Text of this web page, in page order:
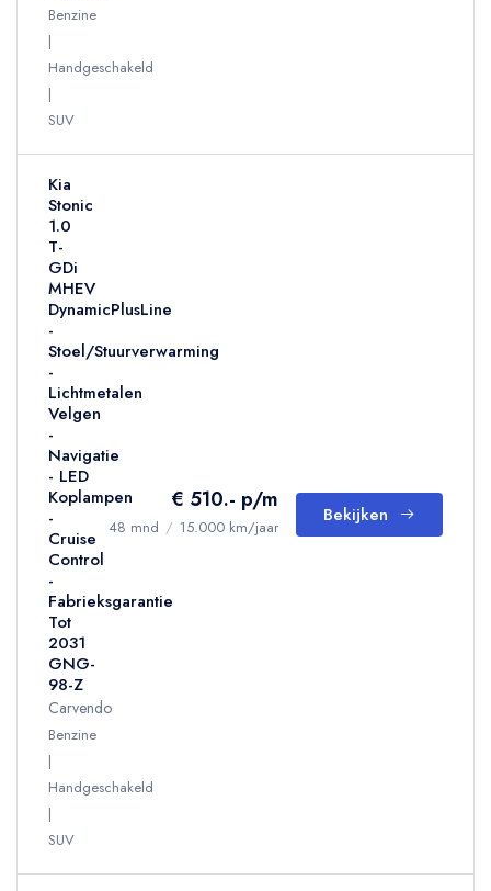
Benzine
Handgeschakeld
SUV
Kia
Stonic
1.0
T-
GDi
MHEV
DynamicPlusLine
-
Stoel/Stuurverwarming
-
Lichtmetalen
Velgen
-
Navigatie
- LED
Koplampen
-
Cruise
Control
-
Fabrieksgarantie
Tot
2031
GNG-
98-Z
Carvendo
Benzine
Handgeschakeld
SUV
€ 510.- p/m
48 mnd / 15.000 km/jaar
Bekijken